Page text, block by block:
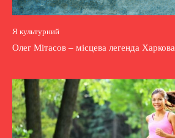
Я культурний
Олег Мітасов – місцева легенда Харкова